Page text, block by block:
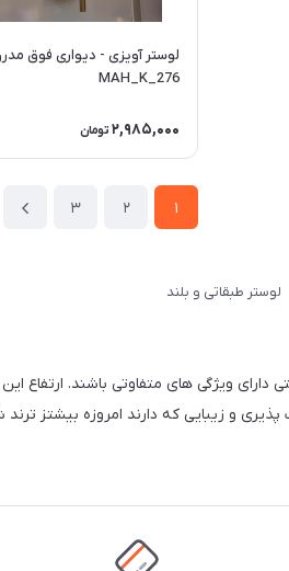
MAH_K_276
2,985,000 تومان
1
2
3
لوستر طبقاتی و بلند